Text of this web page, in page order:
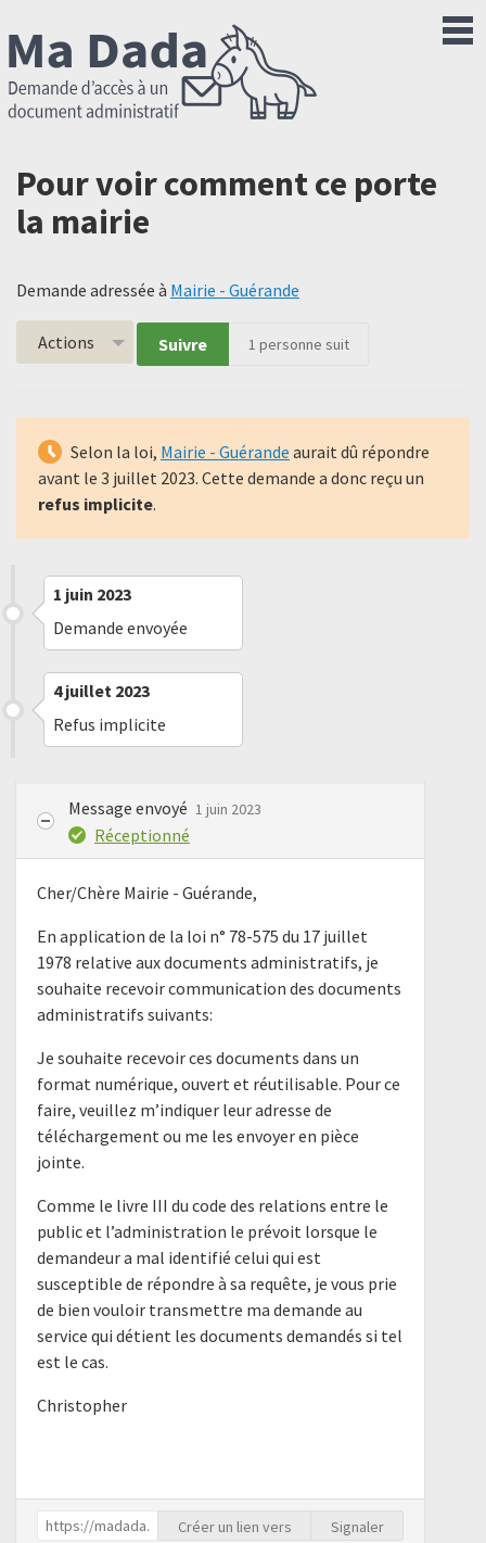
Pour voir comment ce porte
la mairie
Demande adressée à Mairie - Guérande
Actions Suivre 1 personne suit
Selon la loi, Mairie - Guérande aurait dû répondre
avant le 3 juillet 2023. Cette demande a donc reçu un
refus implicite.
1 juin 2023
Demande envoyée
4 juillet 2023
Refus implicite
Message envoyé 1 juin 2023
Réceptionné
Cher/Chère Mairie - Guérande,
En application de la loi n° 78-575 du 17 juillet
1978 relative aux documents administratifs, je
souhaite recevoir communication des documents
administratifs suivants:
Je souhaite recevoir ces documents dans un
format numérique, ouvert et réutilisable. Pour ce
faire, veuillez m’indiquer leur adresse de
téléchargement ou me les envoyer en pièce
jointe.
Comme le livre III du code des relations entre le
public et l’administration le prévoit lorsque le
demandeur a mal identifié celui qui est
susceptible de répondre à sa requête, je vous prie
de bien vouloir transmettre ma demande au
service qui détient les documents demandés si tel
est le cas.
Christopher
Créer un lien vers Signaler